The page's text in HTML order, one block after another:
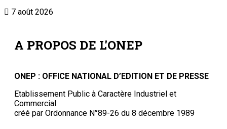
7 août 2026
A PROPOS DE L'ONEP
ONEP : OFFICE NATIONAL D’EDITION ET DE PRESSE
Etablissement Public à Caractère Industriel et
Commercial
créé par Ordonnance N°89-26 du 8 décembre 1989